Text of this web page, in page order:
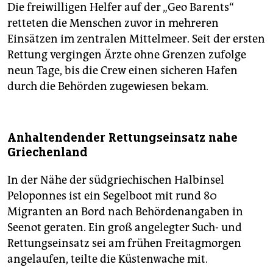
Die freiwilligen Helfer auf der „Geo Barents“
retteten die Menschen zuvor in mehreren
Einsätzen im zentralen Mittelmeer. Seit der ersten
Rettung vergingen Ärzte ohne Grenzen zufolge
neun Tage, bis die Crew einen sicheren Hafen
durch die Behörden zugewiesen bekam.
Anhaltendender Rettungseinsatz nahe
Griechenland
In der Nähe der südgriechischen Halbinsel
Peloponnes ist ein Segelboot mit rund 80
Migranten an Bord nach Behördenangaben in
Seenot geraten. Ein groß angelegter Such- und
Rettungseinsatz sei am frühen Freitagmorgen
angelaufen, teilte die Küstenwache mit.